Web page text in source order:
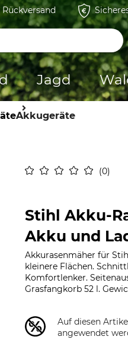
Jagd
Akkugeräte
0
Stihl Akku-
Akku und
Akkurasenmäher für
kleinere Flächen.
Komfortlenker.
Grasfangkorb 52 l.
Auf diesen
angewendet